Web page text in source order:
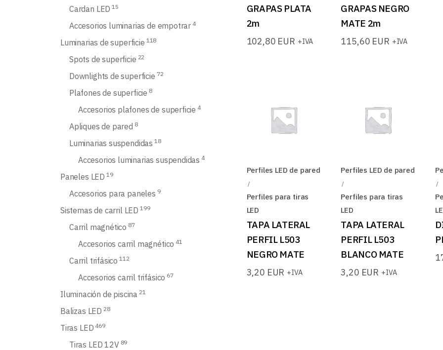
GRAPAS PLATA
2m
102,80 EUR +IVA
GRAPAS NEGRO
MATE 2m
115,60 EUR +IVA
Perfiles LED de pared
Perfiles para tiras
LED
TAPA LATERAL
PERFIL L503
NEGRO MATE
3,20 EUR +IVA
Perfiles LED de pared
Perfiles para tiras
LED
TAPA LATERAL
PERFIL L503
BLANCO MATE
3,20 EUR +IVA
Cardan LED 15
Accesorios luminarias de empotrar 4
Luminarias de superficie 118
Spots de superficie 22
Downlights de superficie 72
Plafones de superficie 8
Accesorios plafones de superficie 4
Apliques de pared 8
Luminarias suspendidas 18
Accesorios luminarias suspendidas 4
Paneles LED 19
Accesorios para paneles 9
Sistemas de carril LED 199
Carril magnético 87
Accesorios carril magnético 41
Carril trifásico 112
Accesorios carril trifásico 67
Iluminación de piscina 21
Balizas LED 28
Tiras LED 469
Tiras LED 12V 89